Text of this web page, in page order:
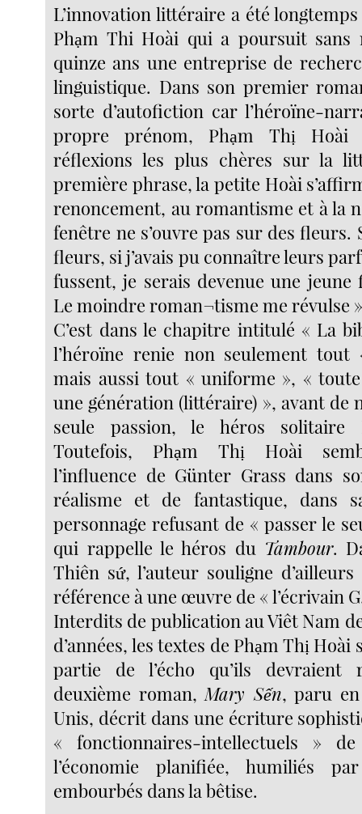
L’innovation littéraire a été
Phạm Thi Hoài qui a poursuit sans
quinze ans une entreprise de
linguistique. Dans son premier
sorte d’autofiction car l’héroïne-
propre prénom, Phạm Thị Hoài
réflexions les plus chères sur la
première phrase, la petite Hoài
renoncement, au romantisme et à la
fenêtre ne s’ouvre pas sur des fleurs.
fleurs, si j’avais pu connaître leurs
fussent, je serais devenue une
Le moindre roman¬tisme me révulse
C’est dans le chapitre intitulé « La
l’héroïne renie non seulement tout
mais aussi tout « uniforme », «
une génération (littéraire) », avant de
seule passion, le héros solitaire
Toutefois, Phạm Thị Hoài
l’influence de Günter Grass dans
réalisme et de fantastique, dans
personnage refusant de « passer le
qui rappelle le héros du Tambour.
Thiên sứ, l’auteur souligne
référence à une œuvre de « l’écrivain
Interdits de publication au Viêt Nam
d’années, les textes de Phạm Thị Hoài
partie de l’écho qu’ils devraient
deuxième roman, Mary Sến, paru
Unis, décrit dans une écriture
« fonctionnaires-intellectuels »
l’économie planifiée, humiliés
embourbés dans la bêtise.